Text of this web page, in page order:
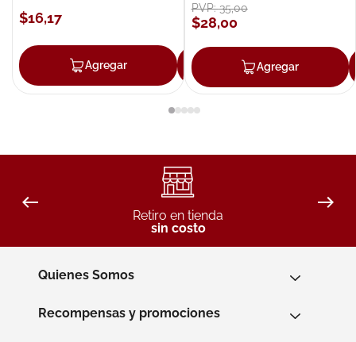
$16,17
Agregar Agregar
PVP:35,00
$28,00
Agregar
Retiro en tienda
sin costo
Quienes Somos
Recompensas y promociones